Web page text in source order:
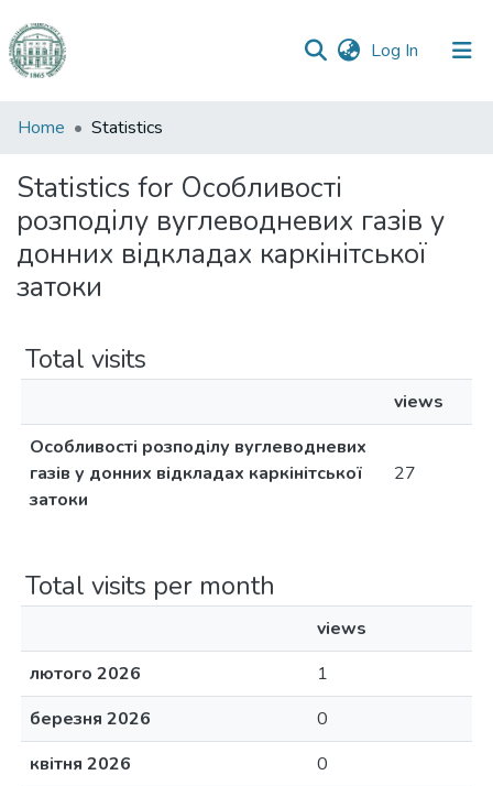
Log In (current)
Communities
Collections
All of DSpace
Home Statistics
Statistics for Особливості
розподілу вуглеводневих газів у
донних відкладах каркінітської
затоки
Total visits
views
Особливості розподілу вуглеводневих
газів у донних відкладах каркінітської
затоки
27
Total visits per month
views
лютого 2026
1
березня 2026
0
квітня 2026
0